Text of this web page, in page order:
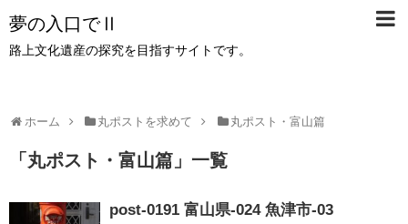
夢の入口でⅡ
路上文化遺産の探究を目指すサイトです。
ホーム 丸ポストを求めて 丸ポスト・富山篇
「 丸ポスト・富山篇 」 一覧
post-0191 富山県-024 魚津市-03